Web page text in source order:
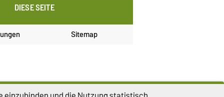
DIESE SEITE
Sitemap